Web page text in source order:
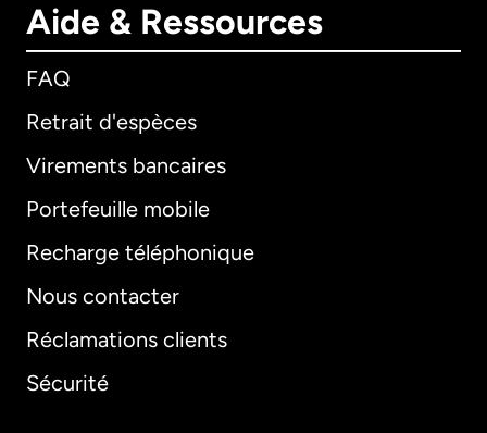
Aide & Ressources
FAQ
Retrait d'espèces
Virements bancaires
Portefeuille mobile
Recharge téléphonique
Nous contacter
Réclamations clients
Sécurité